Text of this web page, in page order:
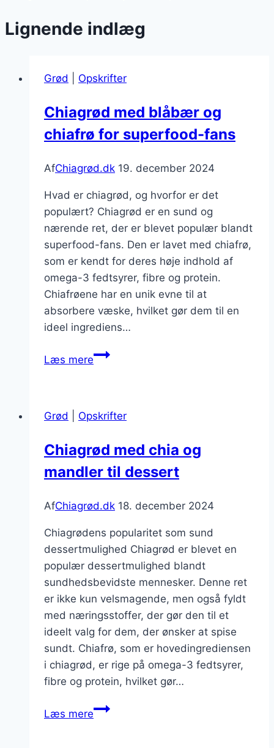
Lignende indlæg
Grød Opskrifter
Chiagrød med blåbær og
chiafrø for superfood-fans
AfChiagrød.dk 19. december 2024
Hvad er chiagrød, og hvorfor er det
populært? Chiagrød er en sund og
nærende ret, der er blevet populær blandt
superfood-fans. Den er lavet med chiafrø,
som er kendt for deres høje indhold af
omega-3 fedtsyrer, fibre og protein.
Chiafrøene har en unik evne til at
absorbere væske, hvilket gør dem til en
ideel ingrediens…
Læs mereChiagrød
chiafrø
superfood-
fans
Grød Opskrifter
Chiagrød med chia og
mandler til dessert
AfChiagrød.dk 18. december 2024
Chiagrødens popularitet som sund
dessertmulighed Chiagrød er blevet en
populær dessertmulighed blandt
sundhedsbevidste mennesker. Denne ret
er ikke kun velsmagende, men også fyldt
med næringsstoffer, der gør den til et
ideelt valg for dem, der ønsker at spise
sundt. Chiafrø, som er hovedingrediensen
i chiagrød, er rige på omega-3 fedtsyrer,
fibre og protein, hvilket gør…
Læs mereChiagrød